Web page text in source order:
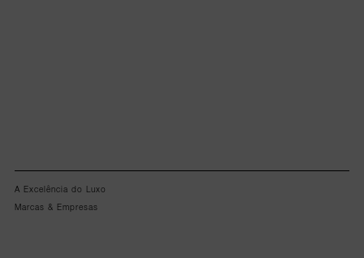
A Excelência do Luxo
Marcas & Empresas